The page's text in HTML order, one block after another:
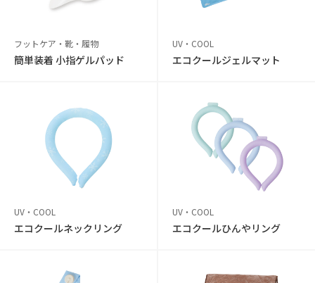
フットケア・靴・履物
簡単装着 小指ゲルパッド
UV・COOL
エコクールジェルマット
UV・COOL
エコクールネックリング
UV・COOL
エコクールひんやリング